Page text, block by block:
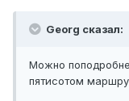
Georg сказал:
Можно
пятисотом